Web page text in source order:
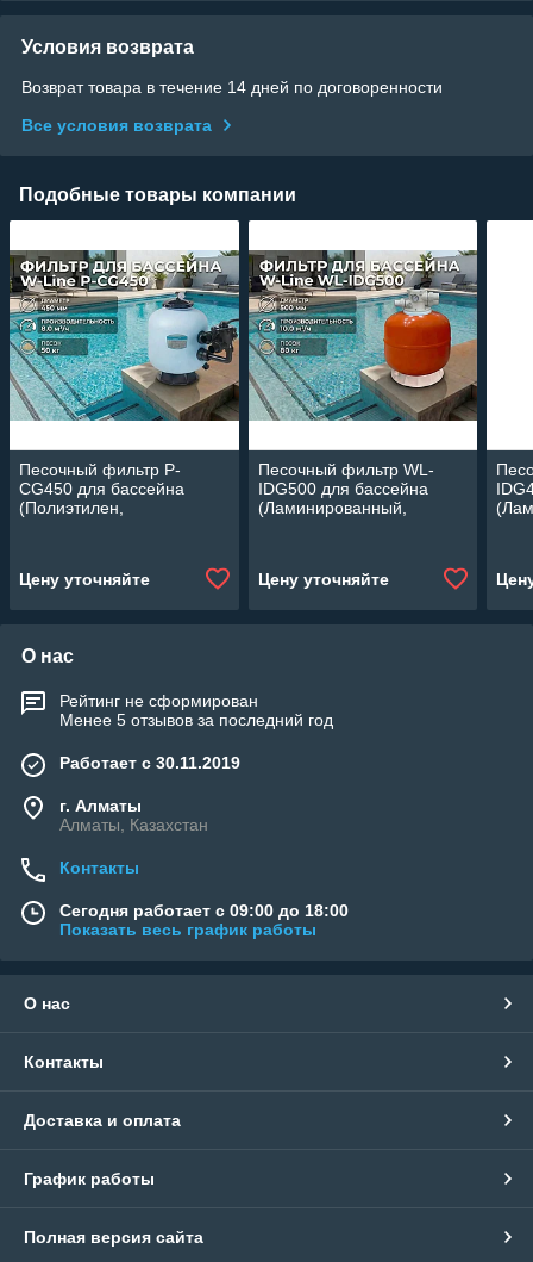
Условия возврата
Возврат товара в течение 14 дней по договоренности
Все условия возврата
Подобные товары компании
Песочный фильтр P-
CG450 для бассейна
(Полиэтилен,
Цену уточняйте
Песочный фильтр WL-
IDG500 для бассейна
(Ламинированный,
Цену уточняйте
О нас
Рейтинг не сформирован
Менее 5 отзывов за последний год
Работает с 30.11.2019
г. Алматы
Алматы, Казахстан
Контакты
Сегодня работает с 09:00 до 18:00
Показать весь график работы
О нас
Контакты
Доставка и оплата
График работы
Полная версия сайта